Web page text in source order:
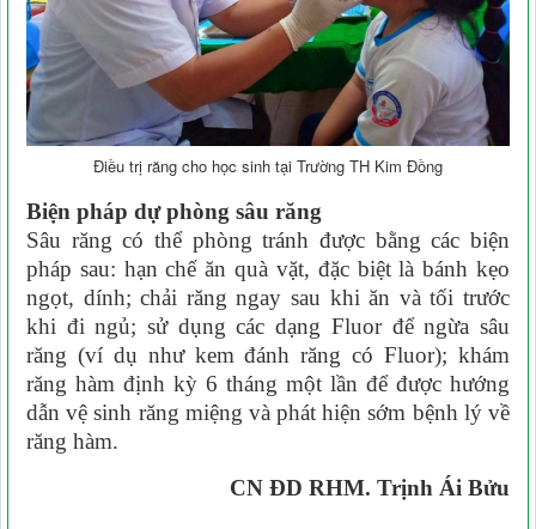
Điều trị răng cho học sinh tại Trường TH Kim Đồng
Biện pháp dự phòng sâu răng
Sâu răng có thể phòng tránh được bằng các biện
pháp sau: hạn chế ăn quà vặt, đặc biệt là bánh kẹo
ngọt, dính; chải răng ngay sau khi ăn và tối trước
khi đi ngủ; sử dụng các dạng Fluor để ngừa sâu
răng (ví dụ như kem đánh răng có Fluor); khám
răng hàm định kỳ 6 tháng một lần để được hướng
dẫn vệ sinh răng miệng và phát hiện sớm bệnh lý về
răng hàm.
CN ĐD RHM. Trịnh Ái Bửu